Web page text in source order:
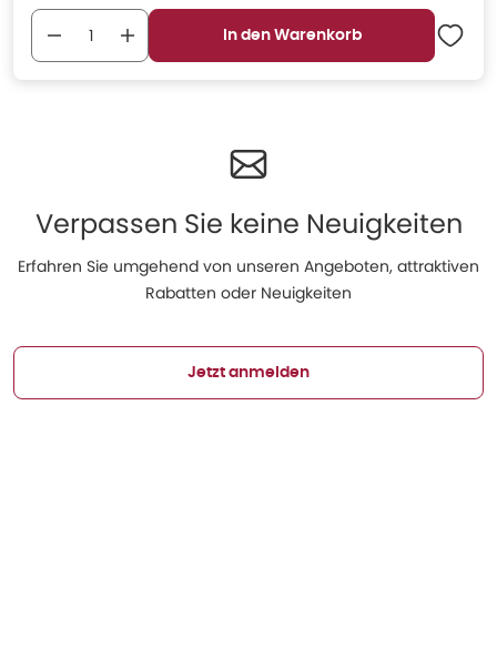
In den Warenkorb
Verpassen Sie keine Neuigkeiten
Erfahren Sie umgehend von unseren Angeboten, attraktiven
Rabatten oder Neuigkeiten
Jetzt anmelden